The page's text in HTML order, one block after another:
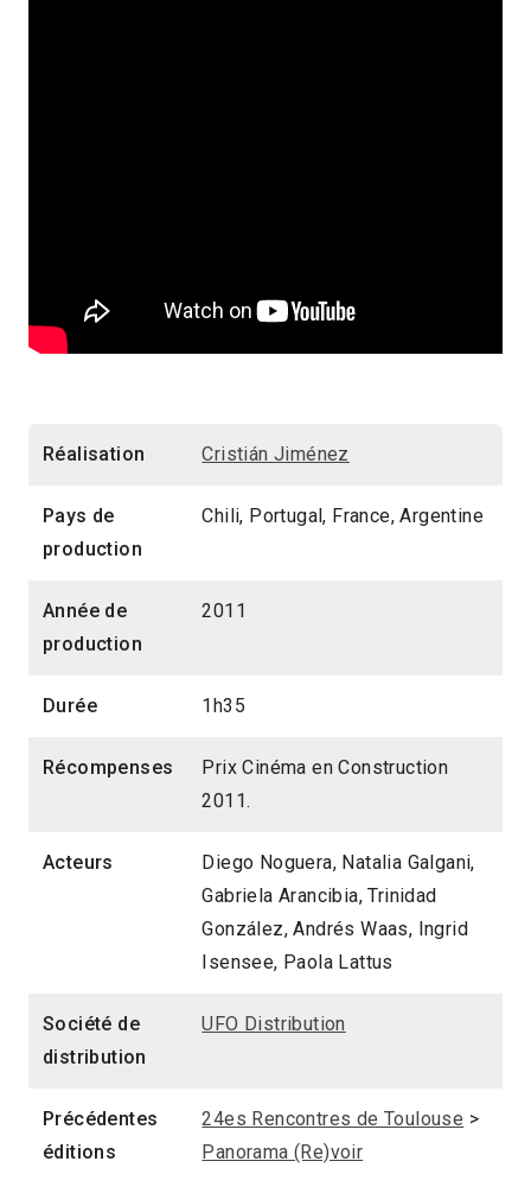
Réalisation Cristián Jiménez
Pays de
production
Chili, Portugal, France, Argentine
Année de
production
2011
Durée 1h35
Récompenses
Prix Cinéma en Construction
2011.
Acteurs
Diego Noguera, Natalia Galgani,
Gabriela Arancibia, Trinidad
González, Andrés Waas, Ingrid
Isensee, Paola Lattus
Société de
distribution
UFO Distribution
Précédentes
éditions
24es Rencontres de Toulouse >
Panorama (Re)voir